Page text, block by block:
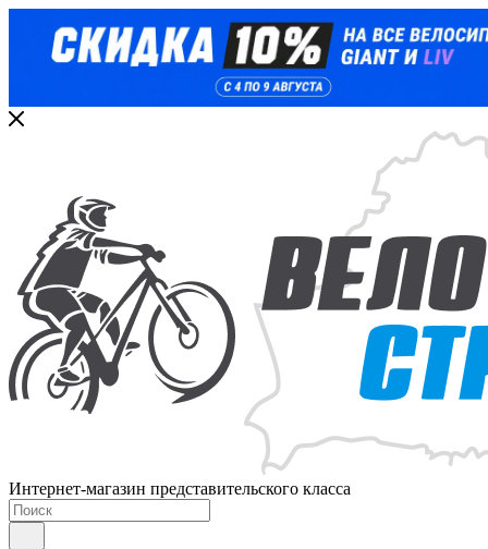
Интернет-магазин представительского класса